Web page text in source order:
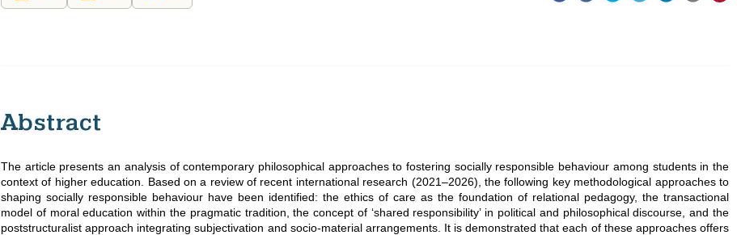
Abstract
The article presents an analysis of contemporary philosophical approaches to fostering socially responsible behaviour among students in the
context of higher education. Based on a review of recent international research (2021–2026), the following key methodological approaches to
shaping socially responsible behaviour have been identified: the ethics of care as the foundation of relational pedagogy, the transactional
model of moral education within the pragmatic tradition, the concept of ‘shared responsibility’ in political and philosophical discourse, and the
poststructuralist approach integrating subjectivation and socio-material arrangements. It is demonstrated that each of these approaches offers